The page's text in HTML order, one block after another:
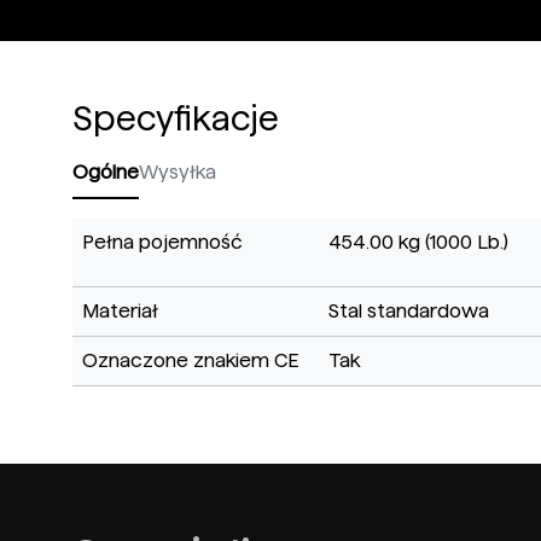
Specyfikacje
OgólneWysyłka
Pełna pojemność 454.00 kg (1000 Lb.)
Materiał Stal standardowa
Oznaczone znakiem CE Tak